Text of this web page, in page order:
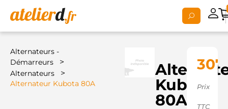
Alternateurs -
Démarreurs
>
Alternateurs >
Alternateur Kubota 80A
Kubota
80A
Prix
TTC